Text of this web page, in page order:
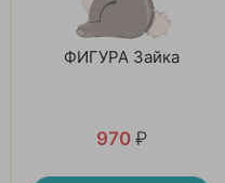
ФИГУРА Зайка
970 ₽